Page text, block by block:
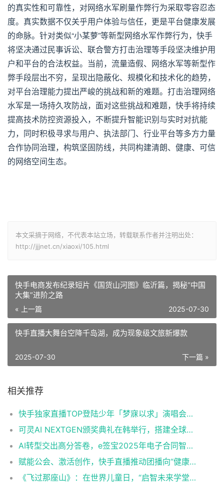
的真实性和可靠性，对网络水军刷量作弊行为采取零容忍态
度。真实数据不仅关乎用户体验与信任，更是平台健康发展
的命脉。针对类似“小某萝”等新型网络水军作弊行为，快手
将坚决通过民事诉讼、联合警方打击治理等手段坚决维护用
户和平台的合法权益。当前，流量造假、网络水军等新型作
弊手段层出不穷，呈现出隐蔽化、规模化和技术化的趋势，
对平台治理能力提出严峻的挑战和新的难题。打击治理网络
水军是一场持久攻防战，面对这些挑战和难题，快手将持续
提高技术防控资源投入，不断提升智能识别与实时对抗能
力，同时积极寻求与用户、执法部门、行业平台等多方力量
合作协同治理，构筑坚固防线，共同构建清朗、健康、可信
的网络空间生态。
本文采摘于网络，不代表本站立场，转载联系作者并注明出处：
http://jjjnet.cn/xiaoxi/105.html
快手电商发布纪录短片《国货山河图》临沂篇，揭秘“中国
大集”进阶之路
« 上一篇 2025-07-30
快手直播大舞台空降千岛湖，成为现象级文旅新爆款
下一篇 »
2025-07-30
相关推荐
快手独家直播TOP登陆少年「梦寐以求」演唱会，多机位直击青岛演唱会舞台时刻
可灵AI NEXTGEN颁奖典礼在韩举行，搭建全球化青年AI影像创作成长沃土
AI转型交出高分答卷，e签宝2025年电子合同智能体收入破亿！
赋能公会、激活创作，快手直播推动团播向“健康化、精品化、价值化”转型
《飞过那座山》：在世界儿童日，“启智未来学堂”科技点亮乡村孩子的未来